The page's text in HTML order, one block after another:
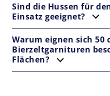
Sind die Hussen für
Einsatz geeignet?
Warum eignen sich 50
Bierzeltgarnituren
Flächen?